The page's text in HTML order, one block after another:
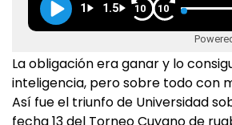
1 1.5 10 10
La obligación era ganar y lo
inteligencia, pero sobre todo con
Así fue el triunfo de Universidad